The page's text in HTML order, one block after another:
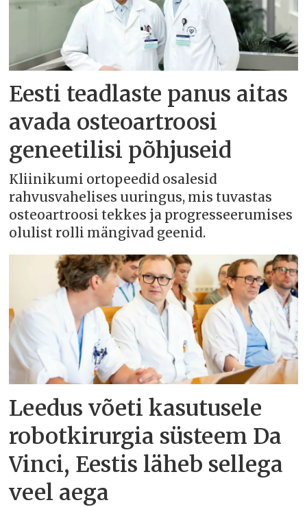
Eesti teadlaste panus aitas
avada osteoartroosi
geneetilisi põhjuseid
Kliinikumi ortopeedid osalesid
rahvusvahelises uuringus, mis tuvastas
osteoartroosi tekkes ja progresseerumises
olulist rolli mängivad geenid.
Leedus võeti kasutusele
robotkirurgia süsteem Da
Vinci, Eestis läheb sellega
veel aega